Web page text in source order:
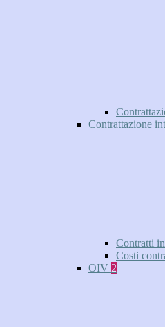
Contrattazione
Contratti
Costi
OIV 2